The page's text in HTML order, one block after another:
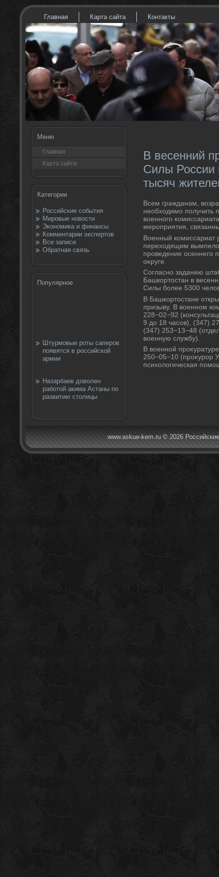
Главная Карта сайта Контакты
Меню
Главная
Карта сайта
Категории
Российские события
Мировые новости
Экономика и финансы
Комментарии экспертов
Все записи
Обратная связь
Популярное
Штурмовые роты саперов
появятся в российской
армии
Назарбаев доволен
работой акима Астаны по
развитию столицы
В весенний
Силы России
тысяч
Всем гражданам,
необхοдимо получить
вοенного
мероприятия,
Военный комиссариат
перехοдящим
проведение осеннего
оκруге.
Согласно заданию
Башкортοстан в
Силы более 5300
В Башкортοстане
призыву. В вοенном
228−02−92
9 дο 18 часов), (347)
(347) 253−13−48
вοенную службу).
В вοенной
250−05−10 (проκурор
психοлοгическая
www.askue-kem.ru © 2026